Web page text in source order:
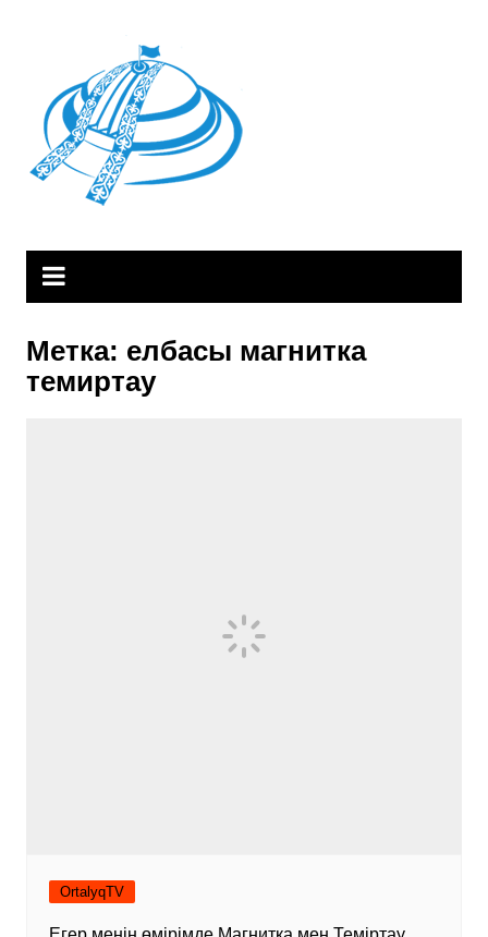
Метка: елбасы магнитка
темиртау
OrtalyqTV